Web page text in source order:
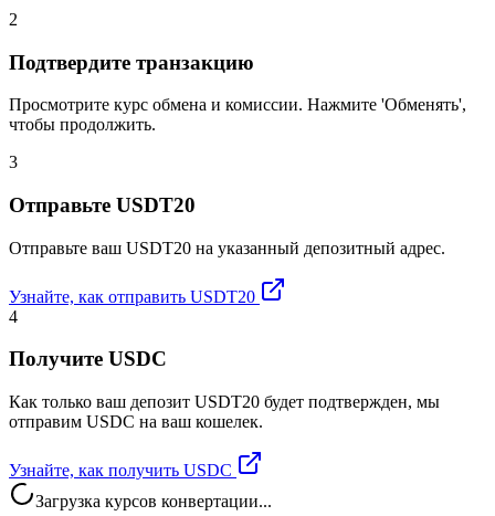
2
Подтвердите транзакцию
Просмотрите курс обмена и комиссии. Нажмите 'Обменять',
чтобы продолжить.
3
Отправьте USDT20
Отправьте ваш USDT20 на указанный депозитный адрес.
Узнайте, как отправить USDT20
4
Получите USDC
Как только ваш депозит USDT20 будет подтвержден, мы
отправим USDC на ваш кошелек.
Узнайте, как получить USDC
Загрузка курсов конвертации...